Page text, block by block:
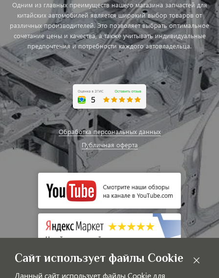
Одним из главных преимуществ нашего магазина запчастей для
китайских автомобилей является широкий выбор товаров от
различных производителей. Это позволяет выбрать оптимальное
сочетание цены и качества, а также учитывать индивидуальные
предпочтения и потребности каждого автовладельца.
Обработка персональных данных
Публичная оферта
Сайт использует файлы Cookie
Данный сайт использует файлы Cookie для